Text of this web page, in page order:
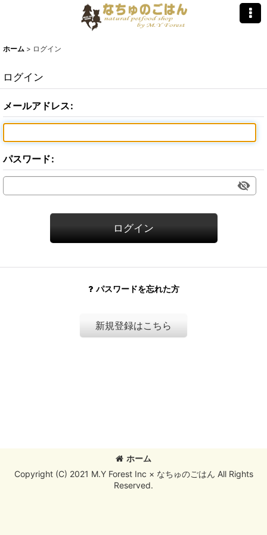
ホーム > ログイン
ログイン
メールアドレス:
パスワード:
ログイン
パスワードを忘れた方
新規登録はこちら
ホーム
Copyright (C) 2021 M.Y Forest Inc × なちゅのごはん All Rights
Reserved.